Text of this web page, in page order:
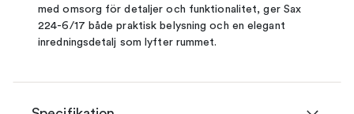
med omsorg för detaljer och funktionalitet, ger Sax
224-6/17 både praktisk belysning och en elegant
inredningsdetalj som lyfter rummet.